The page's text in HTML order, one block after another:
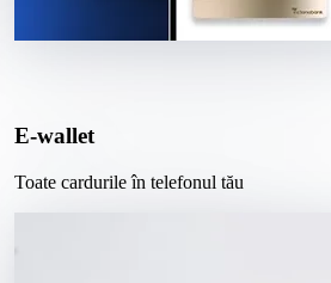
E-wallet
Toate cardurile în telefonul tău